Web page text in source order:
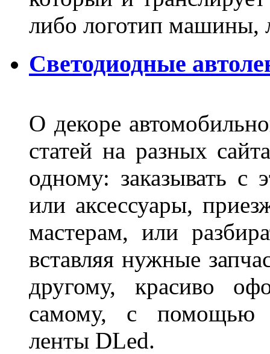
либо логотип машины,
Светодиодные
О декоре
статей на разных
одному: заказывать с
или аксессуары,
мастерам, или
вставляя нужные
другому, красиво
самому, с помощью
ленты DLed.